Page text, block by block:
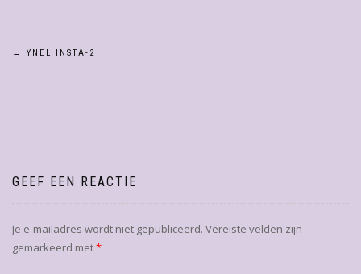
Bericht
← YNEL INSTA-2
GEEF EEN REACTIE
Je e-mailadres wordt niet gepubliceerd. Vereiste velden zijn
gemarkeerd met*